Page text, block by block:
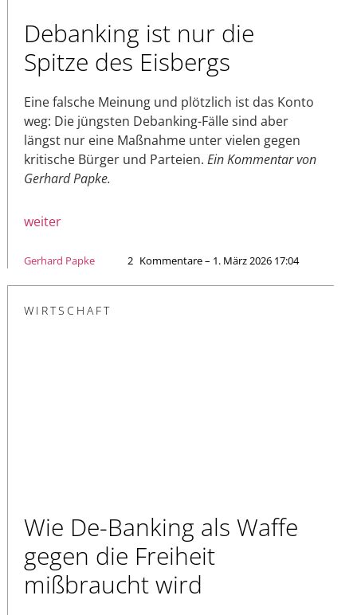
Debanking ist nur die
Spitze des Eisbergs
Eine falsche Meinung und plötzlich ist das Konto
weg: Die jüngsten Debanking-Fälle sind aber
längst nur eine Maßnahme unter vielen gegen
kritische Bürger und Parteien. Ein Kommentar von
Gerhard Papke.
weiter
Gerhard Papke 2 Kommentare – 1. März 2026 17:04
WIRTSCHAFT
Wie De-Banking als Waffe
gegen die Freiheit
mißbraucht wird